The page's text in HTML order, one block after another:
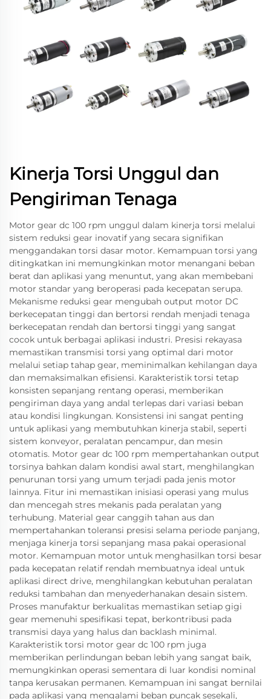
Kinerja Torsi Unggul dan
Pengiriman Tenaga
Motor gear dc 100 rpm unggul dalam kinerja torsi melalui
sistem reduksi gear inovatif yang secara signifikan
menggandakan torsi dasar motor. Kemampuan torsi yang
ditingkatkan ini memungkinkan motor menangani beban
berat dan aplikasi yang menuntut, yang akan membebani
motor standar yang beroperasi pada kecepatan serupa.
Mekanisme reduksi gear mengubah output motor DC
berkecepatan tinggi dan bertorsi rendah menjadi tenaga
berkecepatan rendah dan bertorsi tinggi yang sangat
cocok untuk berbagai aplikasi industri. Presisi rekayasa
memastikan transmisi torsi yang optimal dari motor
melalui setiap tahap gear, meminimalkan kehilangan daya
dan memaksimalkan efisiensi. Karakteristik torsi tetap
konsisten sepanjang rentang operasi, memberikan
pengiriman daya yang andal terlepas dari variasi beban
atau kondisi lingkungan. Konsistensi ini sangat penting
untuk aplikasi yang membutuhkan kinerja stabil, seperti
sistem konveyor, peralatan pencampur, dan mesin
otomatis. Motor gear dc 100 rpm mempertahankan output
torsinya bahkan dalam kondisi awal start, menghilangkan
penurunan torsi yang umum terjadi pada jenis motor
lainnya. Fitur ini memastikan inisiasi operasi yang mulus
dan mencegah stres mekanis pada peralatan yang
terhubung. Material gear canggih tahan aus dan
mempertahankan toleransi presisi selama periode panjang,
menjaga kinerja torsi sepanjang masa pakai operasional
motor. Kemampuan motor untuk menghasilkan torsi besar
pada kecepatan relatif rendah membuatnya ideal untuk
aplikasi direct drive, menghilangkan kebutuhan peralatan
reduksi tambahan dan menyederhanakan desain sistem.
Proses manufaktur berkualitas memastikan setiap gigi
gear memenuhi spesifikasi tepat, berkontribusi pada
transmisi daya yang halus dan backlash minimal.
Karakteristik torsi motor gear dc 100 rpm juga
memberikan perlindungan beban lebih yang sangat baik,
memungkinkan operasi sementara di luar kondisi nominal
tanpa kerusakan permanen. Kemampuan ini sangat bernilai
pada aplikasi yang mengalami beban puncak sesekali,